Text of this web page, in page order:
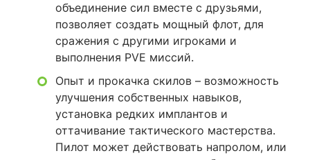
объединение сил вместе с друзьями,
позволяет создать мощный флот, для
сражения с другими игроками и
выполнения PVE миссий.
Опыт и прокачка скилов – возможность
улучшения собственных навыков,
установка редких имплантов и
оттачивание тактического мастерства.
Пилот может действовать напролом, или